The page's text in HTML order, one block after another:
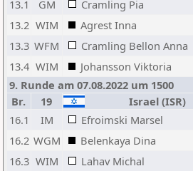
13.1
GM Cramling Pia
13.2 WIM Agrest Inna
13.3 WFM Cramling Bellon Anna
13.4 WIM Johansson Viktoria
9. Runde am 07.08.2022 um 1500
Br.
19 Israel (ISR)
16.1
IM Efroimski Marsel
16.2 WGM Belenkaya Dina
16.3 WIM Lahav Michal